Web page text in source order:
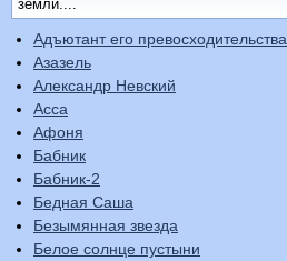
земли....
Адъютант его превосходительства
Азазель
Александр Невский
Асса
Афоня
Бабник
Бабник-2
Бедная Саша
Безымянная звезда
Белое солнце пустыни